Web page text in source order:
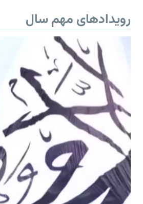
رویدادهای مهم سال